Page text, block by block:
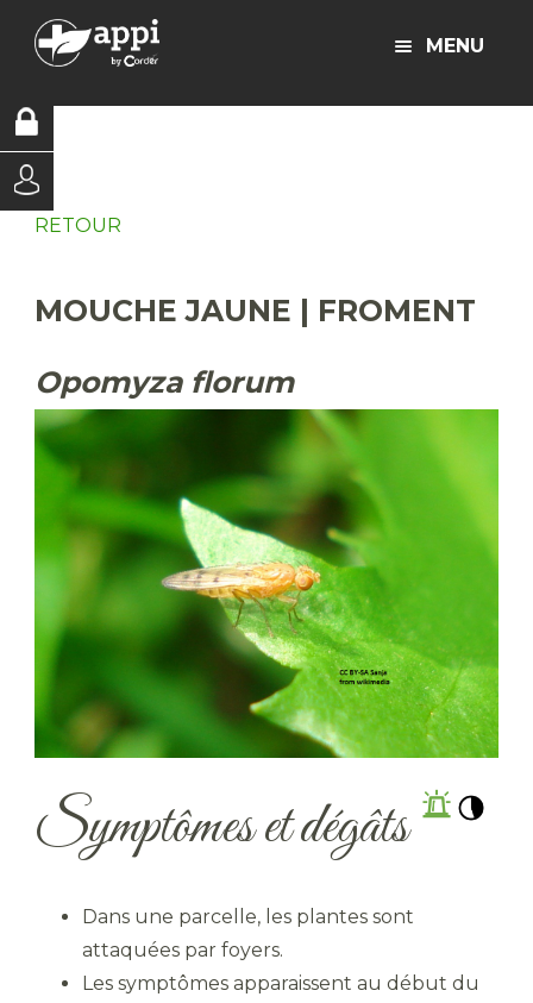
MENU
RETOUR
MOUCHE JAUNE | FROMENT
Opomyza florum
Symptômes et dégâts
Dans une parcelle, les plantes sont
attaquées par foyers.
Les symptômes apparaissent au début du